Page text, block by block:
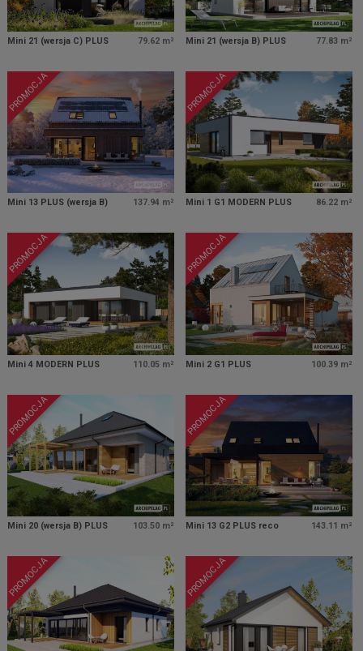
Mini 21 (wersja C) PLUS 79.62 m² Mini 21 (wersja B) PLUS 77.83 m²
PROMOCJA
Mini 13 PLUS (wersja B) 137.94 m²
PROMOCJA
Mini 1 G1 MODERN PLUS 86.22 m²
PROMOCJA
Mini 4 MODERN PLUS 110.05 m²
PROMOCJA
Mini 2 G1 PLUS 100.39 m²
PROMOCJA
Mini 20 (wersja B) PLUS 103.50 m²
PROMOCJA
Mini 13 G2 PLUS reco 143.11 m²
PROMOCJA PROMOCJA